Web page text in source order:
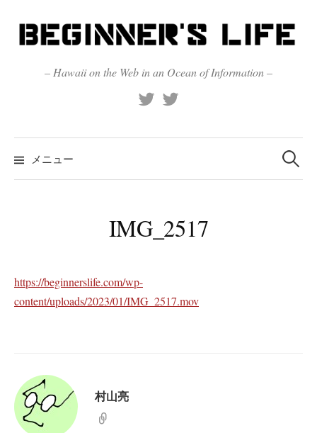
ン
テ
キ
ッ
プ
– Hawaii on the Web in an Ocean of Information –
メニュー
検
索:
IMG_2517
https://beginnerslife.com/wp-
content/uploads/2023/01/IMG_2517.mov
村山亮